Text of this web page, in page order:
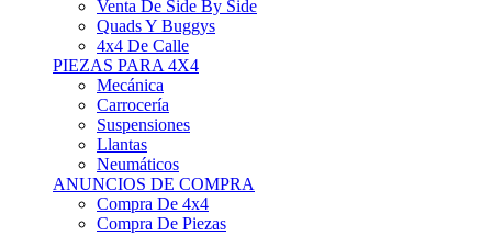
Motos R
Motos De Carretera
Scooters
Remolques
PIEZAS Y EQUIPACIONES
Despieces
Equipamiento
Neumáticos
ANUNCIOS DE COMPRA
Compra Motos
Compra Piezas